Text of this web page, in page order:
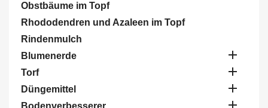
Obstbäume im Topf
Rhododendren und Azaleen im Topf
Rindenmulch
Blumenerde

Torf 
Düngemittel 